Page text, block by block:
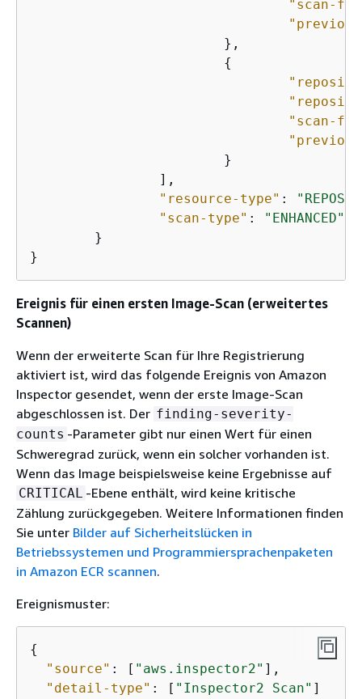
"scan-
{
"scan-
"resource-type" :
"scan-type" :
"ENHANCED"
}
Ereignis für einen ersten Image-Scan (erweitertes
Scannen)
Wenn der erweiterte Scan für Ihre Registrierung
aktiviert ist, wird das folgende Ereignis von Amazon
Inspector gesendet, wenn der erste Image-Scan
abgeschlossen ist. Der finding-severity-
counts -Parameter gibt nur einen Wert für einen
Schweregrad zurück, wenn ein solcher vorhanden ist.
Wenn das Image beispielsweise keine Ergebnisse auf
CRITICAL -Ebene enthält, wird keine kritische
Zählung zurückgegeben. Weitere Informationen finden
Sie unter Bilder auf Sicherheitslücken in
Betriebssystemen und Programmiersprachenpaketen
in Amazon ECR scannen.
Ereignismuster:
{
"source" : [ "aws.inspector2" ],
"detail-type" : [ "Inspector2 Scan" ]